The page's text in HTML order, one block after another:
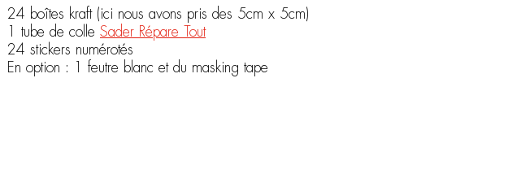
24 boîtes kraft (ici nous avons pris des 5cm x 5cm)
1 tube de colle Sader Répare Tout
24 stickers numérotés
En option : 1 feutre blanc et du masking tape